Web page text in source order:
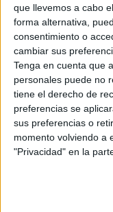
que llevemos a cabo
forma alternativa,
consentimiento o
cambiar sus
Tenga en cuenta que
personales puede no
tiene el derecho de
preferencias se
sus preferencias o
momento volviendo a
"Privacidad" en la
Soy estudiante de:*
Términos y
Aceptolos